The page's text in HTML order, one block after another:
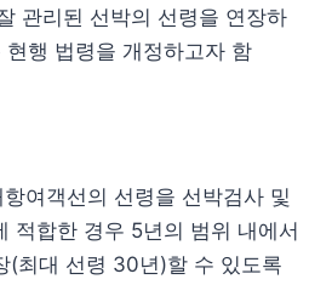
관리된 선박의 선령을 연장하
행 법령을 개정하고자 함
여객선의 선령을 선박검사 및
적합한 경우 5년의 범위 내에서
(최대 선령 30년)할 수 있도록